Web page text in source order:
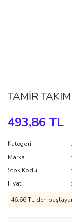
TAMİR
493,86 TL
Kategori
Marka
Stok Kodu
Fiyat
46,66 TL den